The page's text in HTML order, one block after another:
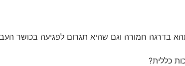
בדרגה חמורה וגם שהיא תגרום לפגיעה בכושר
כללית?